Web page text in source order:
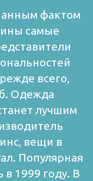
фактом
самые
всего,
Одежда
лучшим
вещи в
Популярная
в 1999 году. В